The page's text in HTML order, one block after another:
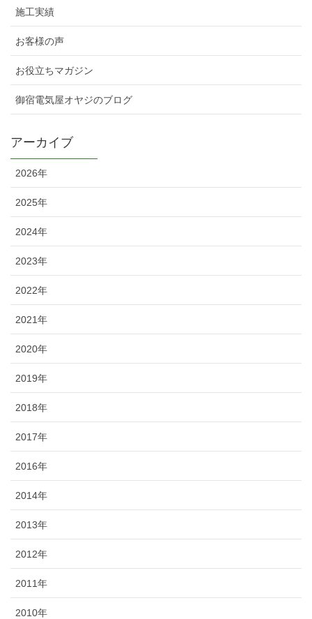
施工実績
お客様の声
お役立ちマガジン
御宿電気屋オヤジのブログ
アーカイブ
2026年
2025年
2024年
2023年
2022年
2021年
2020年
2019年
2018年
2017年
2016年
2014年
2013年
2012年
2011年
2010年